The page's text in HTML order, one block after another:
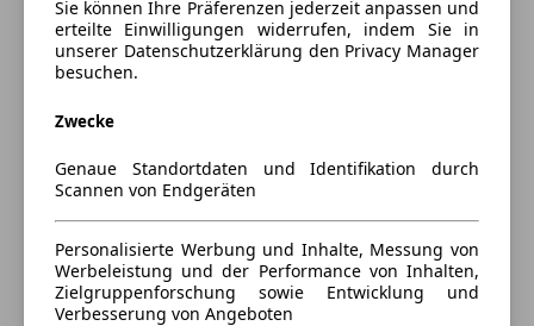
Sie können Ihre Präferenzen jederzeit anpassen und
erteilte Einwilligungen widerrufen, indem Sie in
unserer Datenschutzerklärung den Privacy Manager
besuchen.
Zwecke
Genaue Standortdaten und Identifikation durch
Scannen von Endgeräten
Personalisierte Werbung und Inhalte, Messung von
Werbeleistung und der Performance von Inhalten,
Zielgruppenforschung sowie Entwicklung und
Verbesserung von Angeboten